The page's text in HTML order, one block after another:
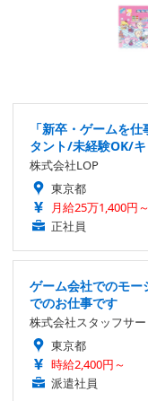
「新卒・ゲームを
タント/未経験OK/
株式会社LOP
東京都
月給25万1,400円
正社員
ゲーム会社でのモ
でのお仕事です
株式会社スタッフサ
東京都
時給2,400円～
派遣社員